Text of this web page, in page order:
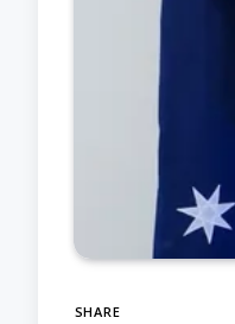
SHARE